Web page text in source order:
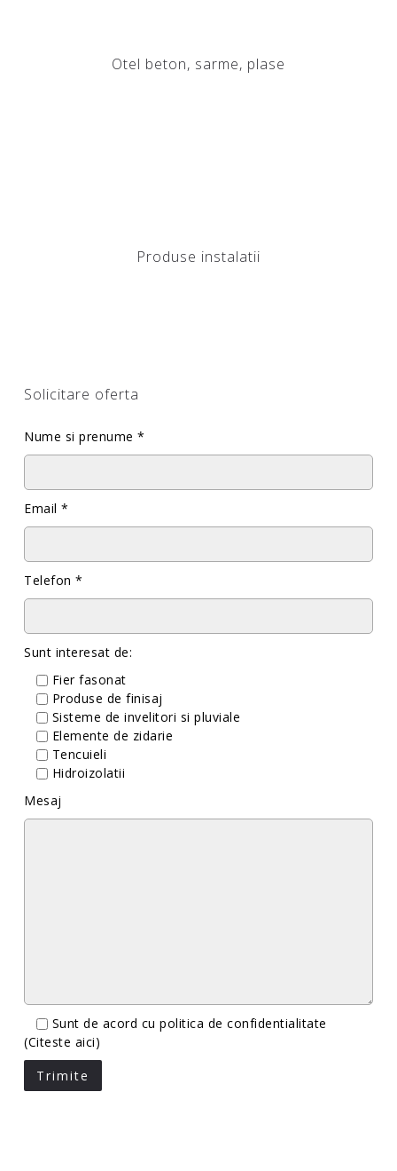
Otel beton, sarme, plase
Produse instalatii
Solicitare oferta
Nume si prenume *
Email *
Telefon *
Sunt interesat de:
Fier fasonat
Produse de finisaj
Sisteme de invelitori si pluviale
Elemente de zidarie
Tencuieli
Hidroizolatii
Mesaj
Sunt de acord cu politica de confidentialitate
(Citeste aici)